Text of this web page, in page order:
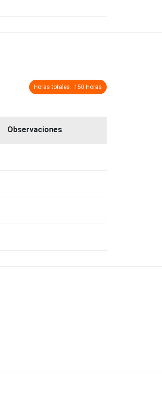
Horas totales : 150 Horas
Observaciones